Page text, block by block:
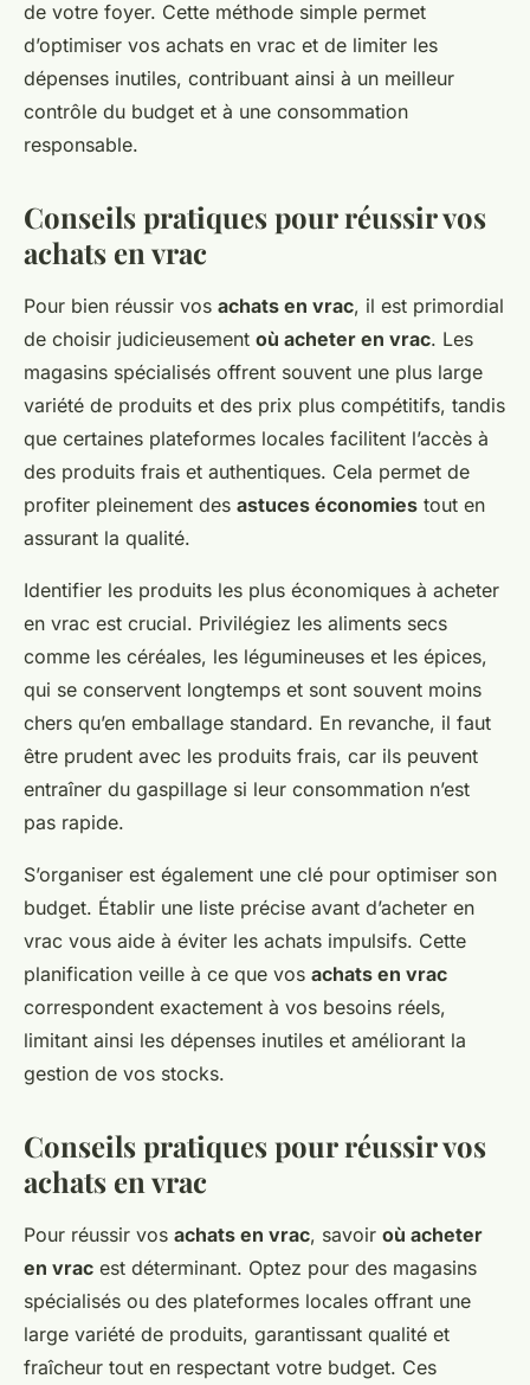
de votre foyer. Cette méthode simple permet
d’optimiser vos achats en vrac et de limiter les
dépenses inutiles, contribuant ainsi à un meilleur
contrôle du budget et à une consommation
responsable.
Conseils pratiques pour réussir vos
achats en vrac
Pour bien réussir vos achats en vrac, il est primordial
de choisir judicieusement où acheter en vrac. Les
magasins spécialisés offrent souvent une plus large
variété de produits et des prix plus compétitifs, tandis
que certaines plateformes locales facilitent l’accès à
des produits frais et authentiques. Cela permet de
profiter pleinement des astuces économies tout en
assurant la qualité.
Identifier les produits les plus économiques à acheter
en vrac est crucial. Privilégiez les aliments secs
comme les céréales, les légumineuses et les épices,
qui se conservent longtemps et sont souvent moins
chers qu’en emballage standard. En revanche, il faut
être prudent avec les produits frais, car ils peuvent
entraîner du gaspillage si leur consommation n’est
pas rapide.
S’organiser est également une clé pour optimiser son
budget. Établir une liste précise avant d’acheter en
vrac vous aide à éviter les achats impulsifs. Cette
planification veille à ce que vos achats en vrac
correspondent exactement à vos besoins réels,
limitant ainsi les dépenses inutiles et améliorant la
gestion de vos stocks.
Conseils pratiques pour réussir vos
achats en vrac
Pour réussir vos achats en vrac, savoir où acheter
en vrac est déterminant. Optez pour des magasins
spécialisés ou des plateformes locales offrant une
large variété de produits, garantissant qualité et
fraîcheur tout en respectant votre budget. Ces